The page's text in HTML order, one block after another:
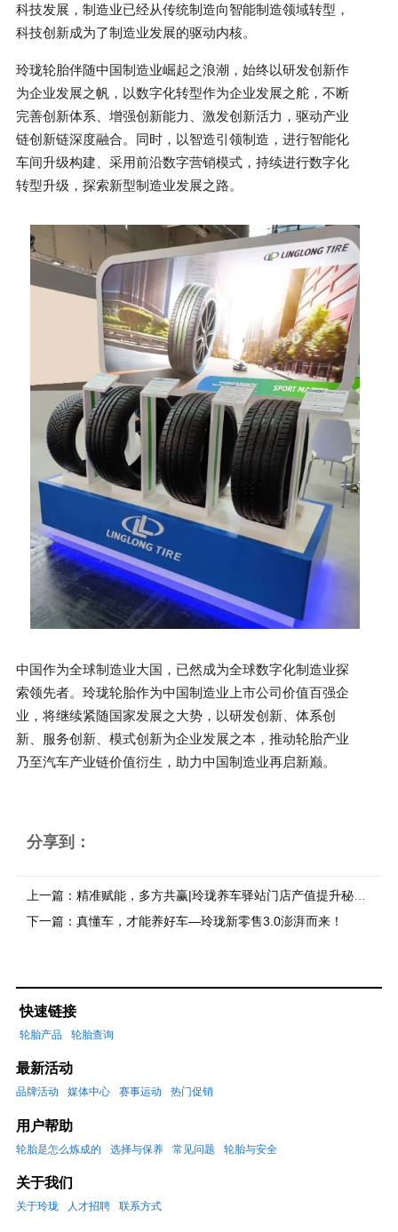
科技发展，制造业已经从传统制造向智能制造领域转型，
科技创新成为了制造业发展的驱动内核。
玲珑轮胎伴随中国制造业崛起之浪潮，始终以研发创新作
为企业发展之帆，以数字化转型作为企业发展之舵，不断
完善创新体系、增强创新能力、激发创新活力，驱动产业
链创新链深度融合。同时，以智造引领制造，进行智能化
车间升级构建、采用前沿数字营销模式，持续进行数字化
转型升级，探索新型制造业发展之路。
中国作为全球制造业大国，已然成为全球数字化制造业探
索领先者。玲珑轮胎作为中国制造业上市公司价值百强企
业，将继续紧随国家发展之大势，以研发创新、体系创
新、服务创新、模式创新为企业发展之本，推动轮胎产业
乃至汽车产业链价值衍生，助力中国制造业再启新巅。
分享到：
上一篇：精准赋能，多方共赢|玲珑养车驿站门店产值提升秘籍解析
下一篇：真懂车，才能养好车—玲珑新零售3.0澎湃而来！
快速链接
轮胎产品 轮胎查询
最新活动
品牌活动 媒体中心 赛事运动 热门促销
用户帮助
轮胎是怎么炼成的 选择与保养 常见问题 轮胎与安全
关于我们
关于玲珑 人才招聘 联系方式